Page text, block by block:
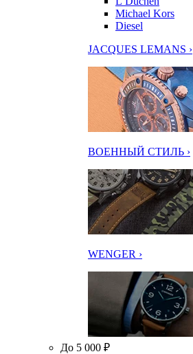
Michael Kors
Diesel
JACQUES LEMANS ›
ВОЕННЫЙ СТИЛЬ ›
WENGER ›
До 5 000 ₽